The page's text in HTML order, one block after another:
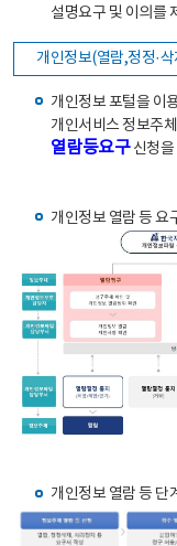
설명요구 및 이의를
개인정보(열람,정정·
개인정보 포털을
개인서비스 정보주
열람등요구신청을
개인정보 열람 등 요
개인정보 열람 등 단